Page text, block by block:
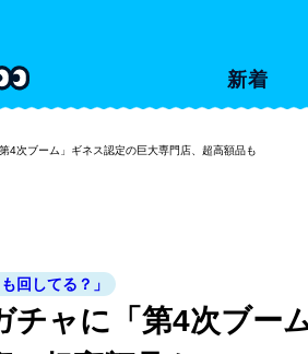
新着
4次ブーム」ギネス認定の巨大専門店、超高額品も
も回してる？」
チャに「第4次ブー